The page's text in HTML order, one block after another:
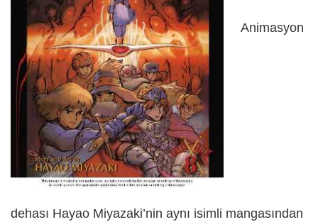
Animasyon
dehası Hayao Miyazaki’nin aynı isimli mangasından